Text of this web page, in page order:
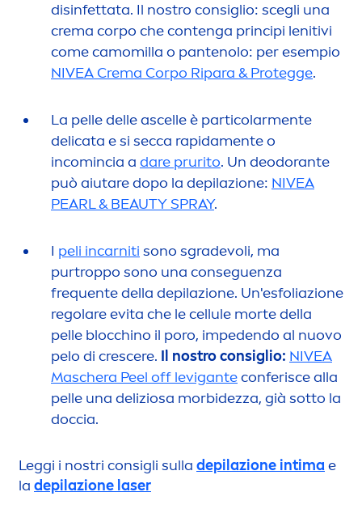
disinfettata. Il nostro consiglio: scegli una
crema corpo che contenga principi lenitivi
come camomilla o pantenolo: per esempio
NIVEA Crema Corpo Ripara & Protegge.
La pelle delle ascelle è particolarmente
delicata e si secca rapidamente o
incomincia a dare prurito. Un deodorante
può aiutare dopo la depilazione: NIVEA
PEARL&BEAUTYSPRAY.
I peli incarniti sono sgradevoli, ma
purtroppo sono una conseguenza
frequente della depilazione. Un'esfoliazione
regolare evita che le cellule morte della
pelle blocchino il poro, impedendo al nuovo
pelo di crescere. Il nostro consiglio: NIVEA
Maschera Peel off leviganteconferisce alla
pelle una deliziosa morbidezza, già sotto la
doccia.
Leggi i nostri consigli sulla depilazione intimae
la depilazione laser